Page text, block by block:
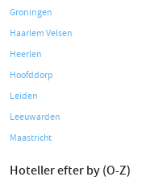
Groningen
Haarlem Velsen
Heerlen
Hoofddorp
Leiden
Leeuwarden
Maastricht
Hoteller efter by (O-Z)